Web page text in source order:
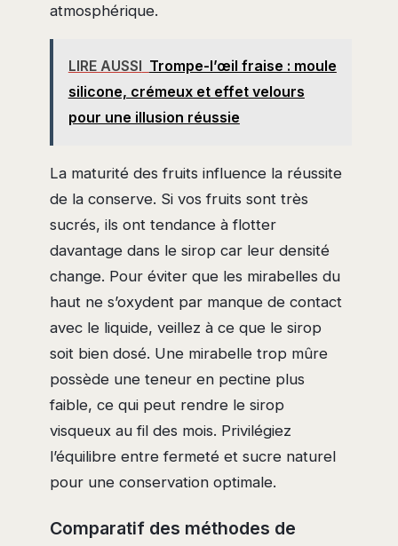
atmosphérique.
LIRE AUSSI Trompe-l’œil fraise : moule
silicone, crémeux et effet velours
pour une illusion réussie
La maturité des fruits influence la réussite
de la conserve. Si vos fruits sont très
sucrés, ils ont tendance à flotter
davantage dans le sirop car leur densité
change. Pour éviter que les mirabelles du
haut ne s’oxydent par manque de contact
avec le liquide, veillez à ce que le sirop
soit bien dosé. Une mirabelle trop mûre
possède une teneur en pectine plus
faible, ce qui peut rendre le sirop
visqueux au fil des mois. Privilégiez
l’équilibre entre fermeté et sucre naturel
pour une conservation optimale.
Comparatif des méthodes de